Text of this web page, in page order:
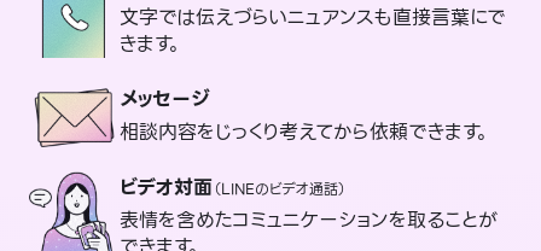
文字では伝えづらいニュアンスも直接言葉にで
きます。
メッセージ
相談内容をじっくり考えてから依頼できます。
ビデオ対面（LINEのビデオ通話）
表情を含めたコミュニケーションを取ることが